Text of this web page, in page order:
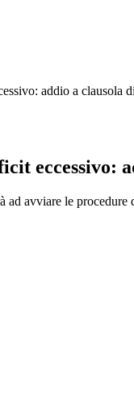
addio a clausola
eccessivo:
avviare le